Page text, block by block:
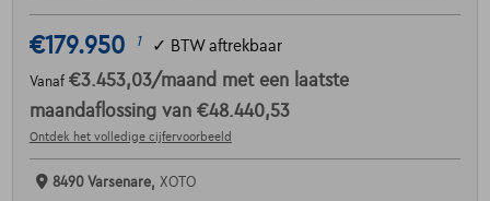
€179.950 1 ✓ BTW aftrekbaar
Vanaf €3.453,03/maand met een laatste
maandaflossing van €48.440,53
Ontdek het volledige cijfervoorbeeld
8490 Varsenare, XOTO